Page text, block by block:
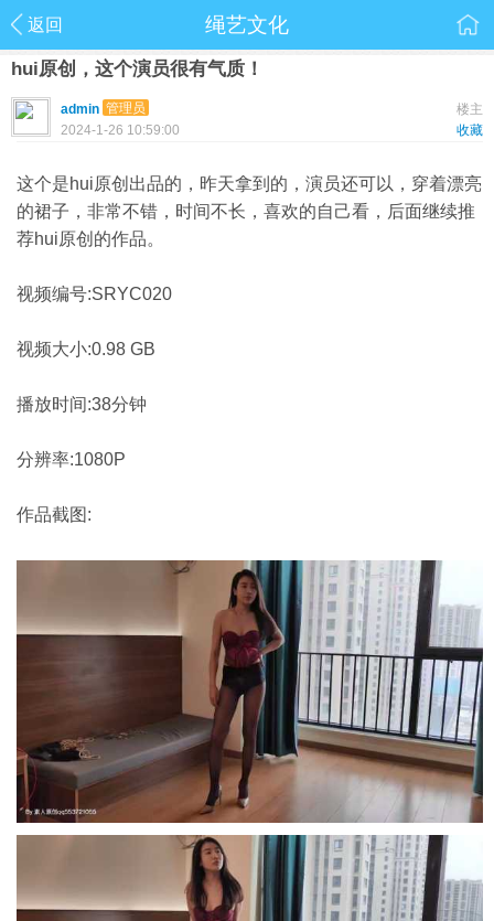
返回 绳艺文化
hui原创，这个演员很有气质！
楼主
admin 管理员
收藏
2024-1-26 10:59:00
这个是hui原创出品的，昨天拿到的，演员还可以，穿着漂亮
的裙子，非常不错，时间不长，喜欢的自己看，后面继续推
荐hui原创的作品。
视频编号:SRYC020
视频大小:0.98 GB
播放时间:38分钟
分辨率:1080P
作品截图: